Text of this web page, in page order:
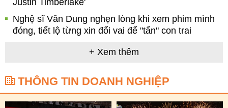
Justin Timberlake'
Nghệ sĩ Vân Dung nghẹn lòng khi xem phim mình
đóng, tiết lộ từng xin đổi vai để "tẩn" con trai
+ Xem thêm
THÔNG TIN DOANH NGHIỆP